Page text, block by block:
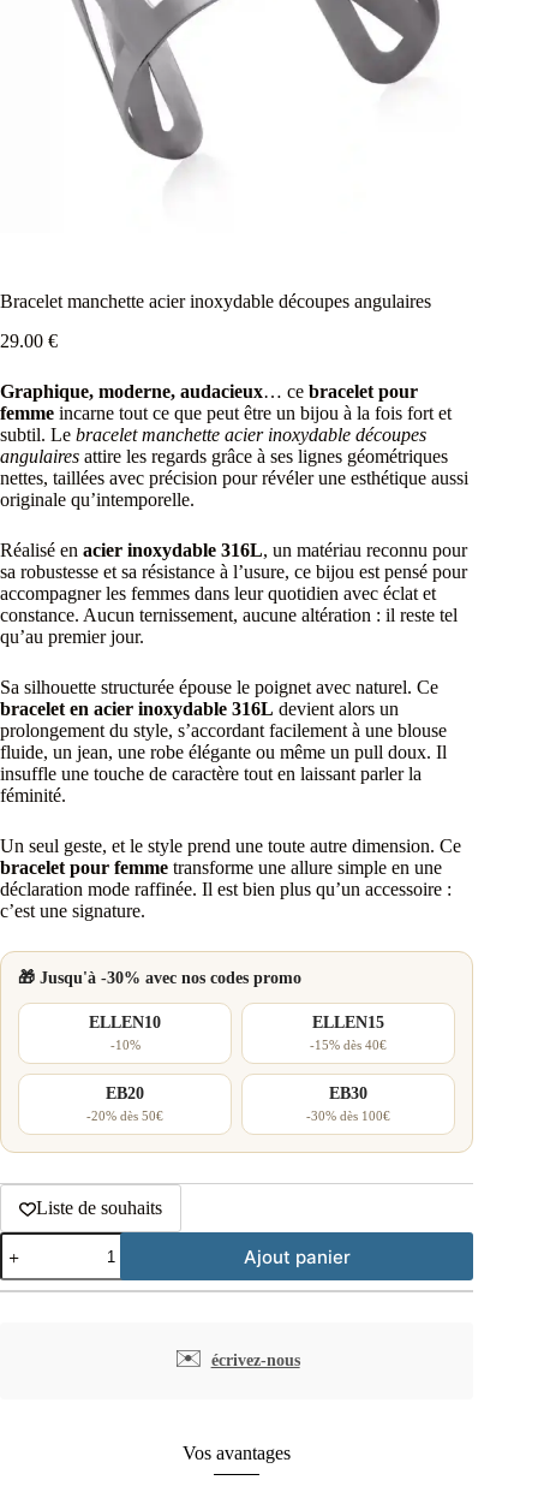
Bracelet manchette acier inoxydable découpes angulaires
29.00 €
Graphique, moderne, audacieux… ce bracelet pour
femme incarne tout ce que peut être un bijou à la fois fort et
subtil. Le bracelet manchette acier inoxydable découpes
angulaires attire les regards grâce à ses lignes géométriques
nettes, taillées avec précision pour révéler une esthétique aussi
originale qu’intemporelle.
Réalisé en acier inoxydable 316L, un matériau reconnu pour
sa robustesse et sa résistance à l’usure, ce bijou est pensé pour
accompagner les femmes dans leur quotidien avec éclat et
constance. Aucun ternissement, aucune altération : il reste tel
qu’au premier jour.
Sa silhouette structurée épouse le poignet avec naturel. Ce
bracelet en acier inoxydable 316L devient alors un
prolongement du style, s’accordant facilement à une blouse
fluide, un jean, une robe élégante ou même un pull doux. Il
insuffle une touche de caractère tout en laissant parler la
féminité.
Un seul geste, et le style prend une toute autre dimension. Ce
bracelet pour femme transforme une allure simple en une
déclaration mode raffinée. Il est bien plus qu’un accessoire :
c’est une signature.
🎁 Jusqu'à -30% avec nos codes promo
ELLEN10
-10%
ELLEN15
-15% dès 40€
EB20
-20% dès 50€
EB30
-30% dès 100€
Liste de souhaits
quantité
de
Bracelet
Ajout panier
✉️ écrivez-nous
Vos avantages